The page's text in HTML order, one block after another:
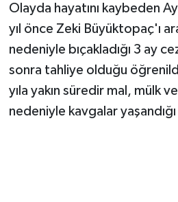
Olayda hayatını kaybeden
yıl önce Zeki Büyüktopaç'ı
nedeniyle bıçakladığı 3 ay
sonra tahliye olduğu
yıla yakın süredir mal, mülk
nedeniyle kavgalar